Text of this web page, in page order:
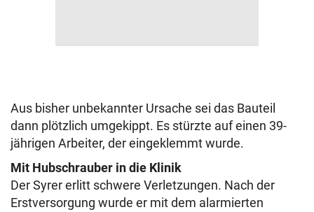
Aus bisher unbekannter Ursache sei das Bauteil
dann plötzlich umgekippt. Es stürzte auf einen 39-
jährigen Arbeiter, der eingeklemmt wurde.
Mit Hubschrauber in die Klinik
Der Syrer erlitt schwere Verletzungen. Nach der
Erstversorgung wurde er mit dem alarmierten